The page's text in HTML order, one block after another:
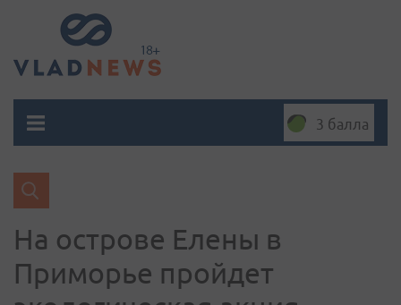
3 балла
На острове Елены в
Приморье пройдет